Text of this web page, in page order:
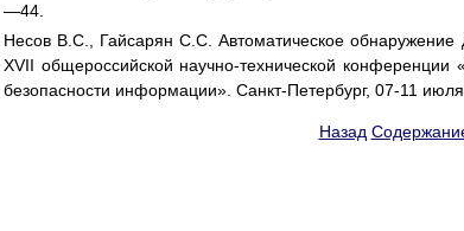
—44.
Несов В.С., Гайсарян С.С. Автоматическое
XVII общероссийской научно-технической конференции
безопасности информации». Санкт-Петербург, 07-11
Назад